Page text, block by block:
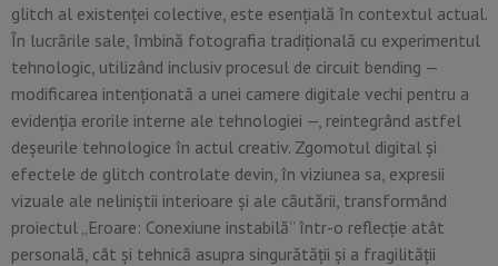
glitch al existenței colective, este esențială în contextul actual.
În lucrările sale, îmbină fotografia tradițională cu experimentul
tehnologic, utilizând inclusiv procesul de circuit bending —
modificarea intenționată a unei camere digitale vechi pentru a
evidenția erorile interne ale tehnologiei —, reintegrând astfel
deșeurile tehnologice în actul creativ. Zgomotul digital și
efectele de glitch controlate devin, în viziunea sa, expresii
vizuale ale neliniștii interioare și ale căutării, transformând
proiectul „Eroare: Conexiune instabilă” într-o reflecție atât
personală, cât și tehnică asupra singurătății și a fragilității